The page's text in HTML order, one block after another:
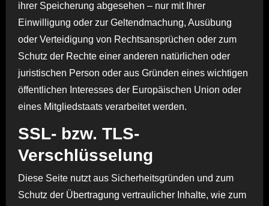
ihrer Speicherung abgesehen – nur mit Ihrer
Einwilligung oder zur Geltendmachung, Ausübung
oder Verteidigung von Rechtsansprüchen oder zum
Schutz der Rechte einer anderen natürlichen oder
juristischen Person oder aus Gründen eines wichtigen
öffentlichen Interesses der Europäischen Union oder
eines Mitgliedstaats verarbeitet werden.
SSL- bzw. TLS-
Verschlüsselung
Diese Seite nutzt aus Sicherheitsgründen und zum
Schutz der Übertragung vertraulicher Inhalte, wie zum